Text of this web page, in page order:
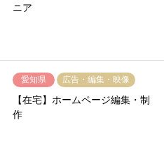
ニア
愛知県 広告・編集・映像
【在宅】ホームページ編集・制
作